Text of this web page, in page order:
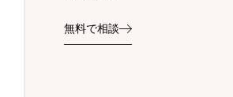
無料で相談